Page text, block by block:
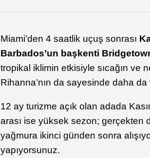
Miami’den 4 saatlik uçuş sonrası
Barbados’un başkenti
tropikal iklimin etkisiyle sıcağın ve
Rihanna’nın da sayesinde daha da
12 ay turizme açık olan adada
arası ise yüksek sezon; gerçekten
yağmura ikinci günden sonra
yapıyorsunuz.